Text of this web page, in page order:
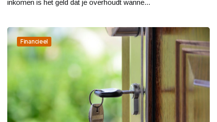
inkomen is het geld dat je overhoudt wanne...
Financieel